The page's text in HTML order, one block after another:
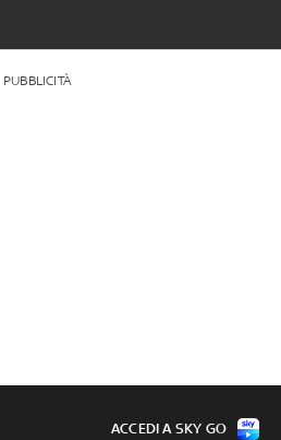
PUBBLICITÀ
ACCEDI A SKY GO